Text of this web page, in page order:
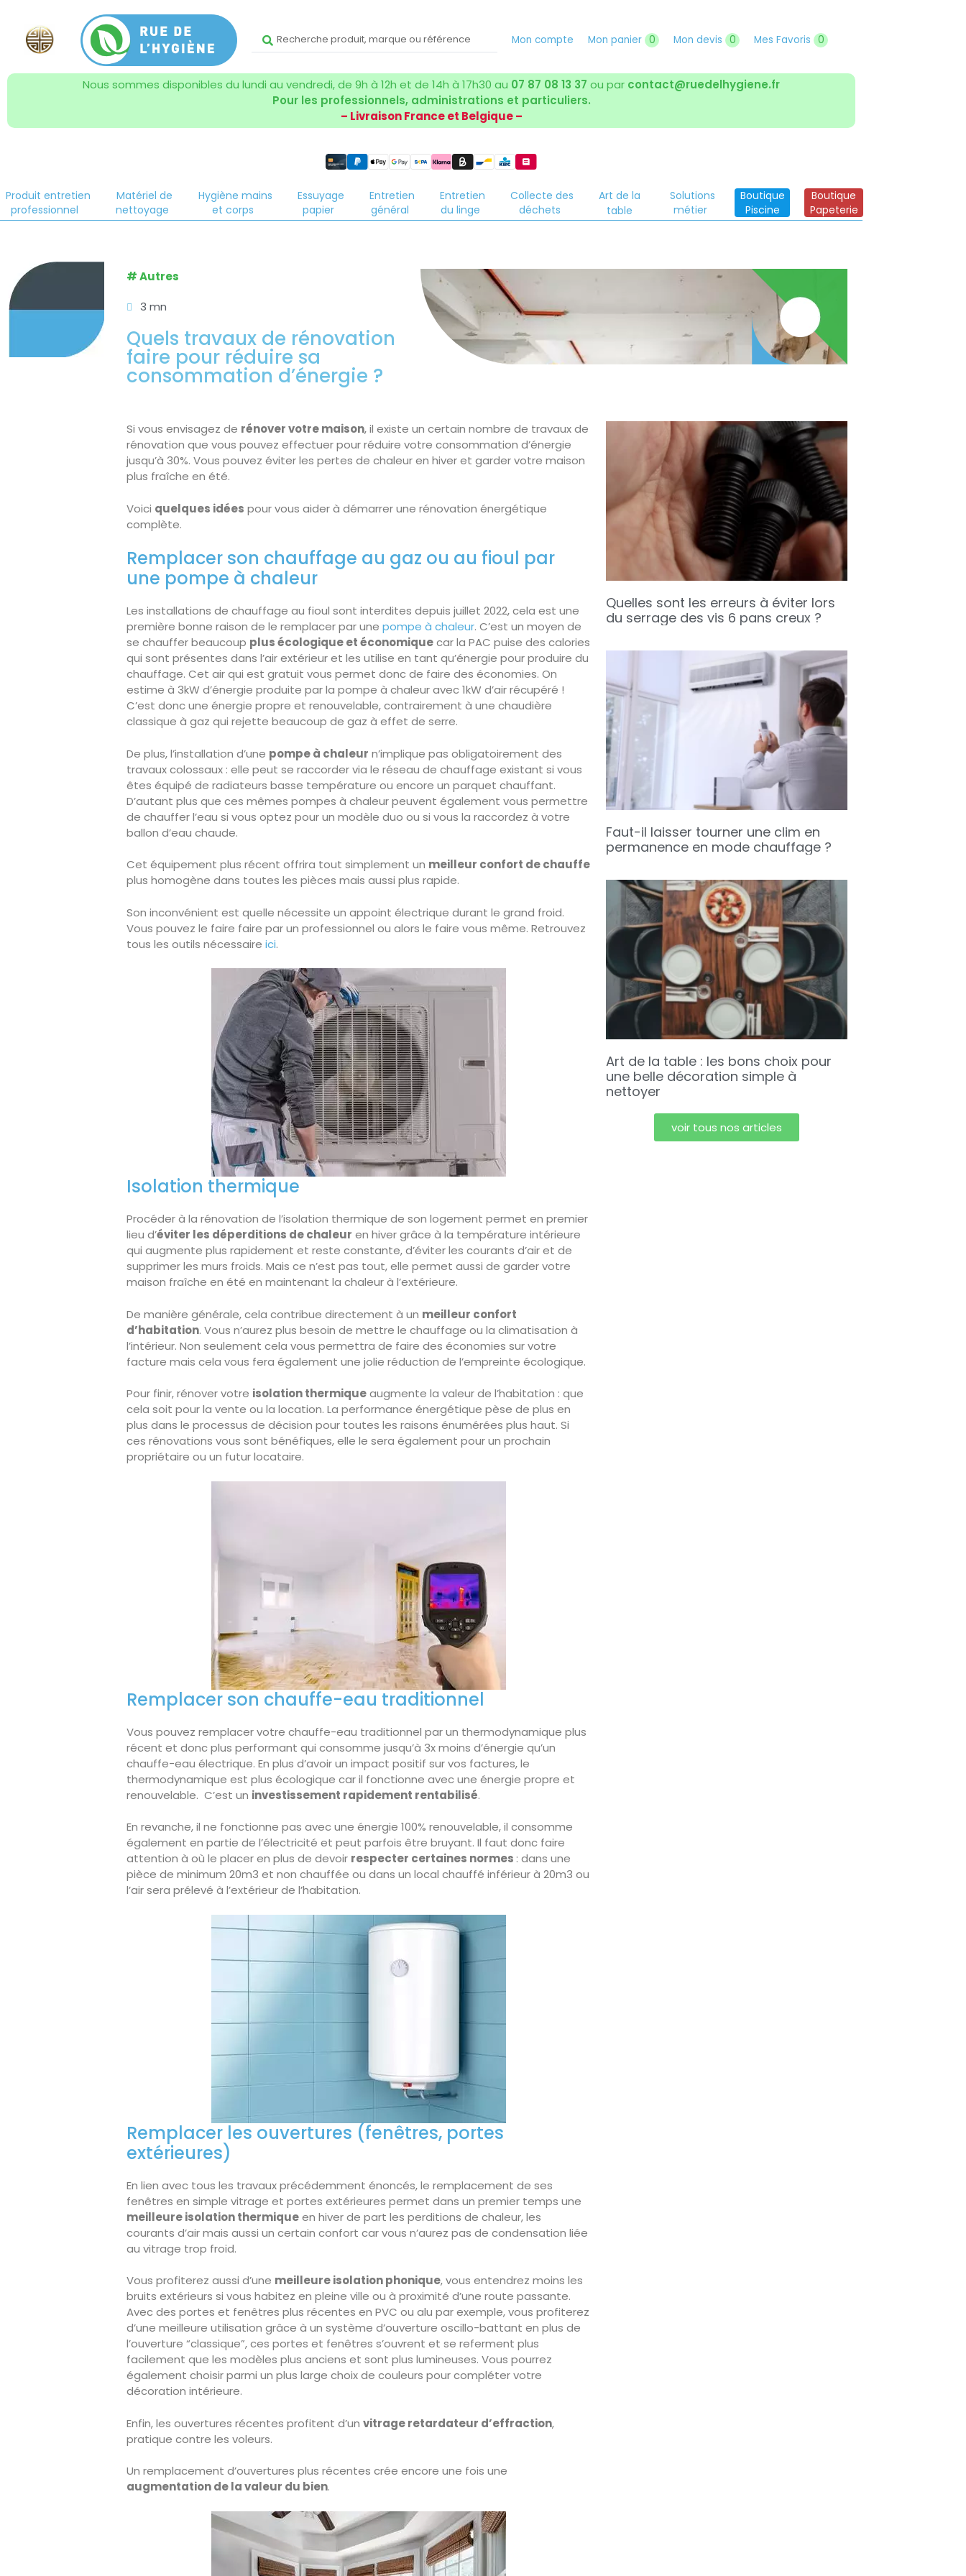
Mon compte Mon panier 0 Mon devis 0 Mes Favoris 0
Nous sommes disponibles du lundi au vendredi, de 9h à 12h et de 14h à 17h30 au 07 87 08 13 37 ou par contact@ruedelhygiene.fr
Pour les professionnels, administrations et particuliers.
– Livraison France et Belgique –
Produit entretien
professionnel
Matériel de
nettoyage
Hygiène mains
et corps
Essuyage
papier
Entretien
général
Entretien
du linge
Collecte des
déchets
Art de la
table
Solutions
métier
Boutique
Piscine
Boutique
Papeterie
#Autres
3 mn
Quels travaux de rénovation
faire pour réduire sa
consommation d’énergie ?
Si vous envisagez de rénover votre maison, il existe un certain nombre de travaux de
rénovation que vous pouvez effectuer pour réduire votre consommation d’énergie
jusqu’à 30%. Vous pouvez éviter les pertes de chaleur en hiver et garder votre maison
plus fraîche en été.
Voici quelques idées pour vous aider à démarrer une rénovation énergétique
complète.
Remplacer son chauffage au gaz ou au fioul par
une pompe à chaleur
Les installations de chauffage au fioul sont interdites depuis juillet 2022, cela est une
première bonne raison de le remplacer par une pompe à chaleur. C’est un moyen de
se chauffer beaucoup plus écologique et économiquecar la PAC puise des calories
qui sont présentes dans l’air extérieur et les utilise en tant qu’énergie pour produire du
chauffage. Cet air qui est gratuit vous permet donc de faire des économies. On
estime à 3kW d’énergie produite par la pompe à chaleur avec 1kW d’air récupéré !
C’est donc une énergie propre et renouvelable, contrairement à une chaudière
classique à gaz qui rejette beaucoup de gaz à effet de serre.
De plus, l’installation d’une pompe à chaleur n’implique pas obligatoirement des
travaux colossaux : elle peut se raccorder via le réseau de chauffage existant si vous
êtes équipé de radiateurs basse température ou encore un parquet chauffant.
D’autant plus que ces mêmes pompes à chaleur peuvent également vous permettre
de chauffer l’eau si vous optez pour un modèle duo ou si vous la raccordez à votre
ballon d’eau chaude.
Cet équipement plus récent offrira tout simplement un meilleur confort de chauffe
plus homogène dans toutes les pièces mais aussi plus rapide.
Son inconvénient est quelle nécessite un appoint électrique durant le grand froid.
Vous pouvez le faire faire par un professionnel ou alors le faire vous même. Retrouvez
tous les outils nécessaire ici.
Isolation thermique
Procéder à la rénovation de l’isolation thermique de son logement permet en premier
lieu d’éviter les déperditions de chaleur en hiver grâce à la température intérieure
qui augmente plus rapidement et reste constante, d’éviter les courants d’air et de
supprimer les murs froids. Mais ce n’est pas tout, elle permet aussi de garder votre
maison fraîche en été en maintenant la chaleur à l’extérieure.
De manière générale, cela contribue directement à un meilleur confort
d’habitation. Vous n’aurez plus besoin de mettre le chauffage ou la climatisation à
l’intérieur. Non seulement cela vous permettra de faire des économies sur votre
facture mais cela vous fera également une jolie réduction de l’empreinte écologique.
Pour finir, rénover votre isolation thermiqueaugmente la valeur de l’habitation : que
cela soit pour la vente ou la location. La performance énergétique pèse de plus en
plus dans le processus de décision pour toutes les raisons énumérées plus haut. Si
ces rénovations vous sont bénéfiques, elle le sera également pour un prochain
propriétaire ou un futur locataire.
Remplacer son chauffe-eau traditionnel
Vous pouvez remplacer votre chauffe-eau traditionnel par un thermodynamique plus
récent et donc plus performant qui consomme jusqu’à 3x moins d’énergie qu’un
chauffe-eau électrique. En plus d’avoir un impact positif sur vos factures, le
thermodynamique est plus écologique car il fonctionne avec une énergie propre et
renouvelable. C’est un investissement rapidement rentabilisé.
En revanche, il ne fonctionne pas avec une énergie 100% renouvelable, il consomme
également en partie de l’électricité et peut parfois être bruyant. Il faut donc faire
attention à où le placer en plus de devoir respecter certaines normes : dans une
pièce de minimum 20m3 et non chauffée ou dans un local chauffé inférieur à 20m3 ou
l’air sera prélevé à l’extérieur de l’habitation.
Remplacer les ouvertures (fenêtres, portes
extérieures)
En lien avec tous les travaux précédemment énoncés, le remplacement de ses
fenêtres en simple vitrage et portes extérieures permet dans un premier temps une
meilleure isolation thermiqueen hiver de part les perditions de chaleur, les
courants d’air mais aussi un certain confort car vous n’aurez pas de condensation liée
au vitrage trop froid.
Vous profiterez aussi d’une meilleure isolation phonique, vous entendrez moins les
bruits extérieurs si vous habitez en pleine ville ou à proximité d’une route passante.
Avec des portes et fenêtres plus récentes en PVC ou alu par exemple, vous profiterez
d’une meilleure utilisation grâce à un système d’ouverture oscillo-battant en plus de
l’ouverture “classique”, ces portes et fenêtres s’ouvrent et se referment plus
facilement que les modèles plus anciens et sont plus lumineuses. Vous pourrez
également choisir parmi un plus large choix de couleurs pour compléter votre
décoration intérieure.
Enfin, les ouvertures récentes profitent d’un vitrage retardateur d’effraction,
pratique contre les voleurs.
Un remplacement d’ouvertures plus récentes crée encore une fois une
augmentation de la valeur du bien.
Quelles sont les erreurs à éviter lors
du serrage des vis 6 pans creux ?
Faut-il laisser tourner une clim en
permanence en mode chauffage ?
Art de la table : les bons choix pour
une belle décoration simple à
nettoyer
voir tous nos articles